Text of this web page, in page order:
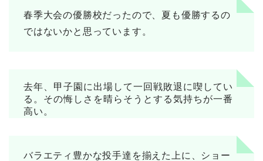
春季大会の優勝校だったので、夏も優勝するの
ではないかと思っています。
去年、甲子園に出場して一回戦敗退に喫してい
る。その悔しさを晴らそうとする気持ちが一番
高い。
バラエティ豊かな投手達を揃えた上に、ショー